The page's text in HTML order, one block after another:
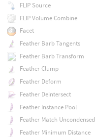
FLIP Source
FLIP Volume Combine
Facet
Feather Barb Tangents
Feather Barb Transform
Feather Clump
Feather Deform
Feather Deintersect
Feather Instance Pool
Feather Match Uncondensed
Feather Minimum Distance